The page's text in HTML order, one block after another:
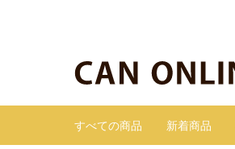
すべての商品 新着商品